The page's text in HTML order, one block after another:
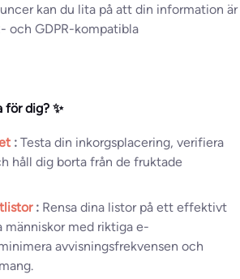
kan du lita på att din information är
och GDPR-kompatibla
för dig? ✨
: Testa din inkorgsplacering, verifiera
håll dig borta från de fruktade
: Rensa dina listor på ett effektivt
med riktiga e-
avvisningsfrekvensen och